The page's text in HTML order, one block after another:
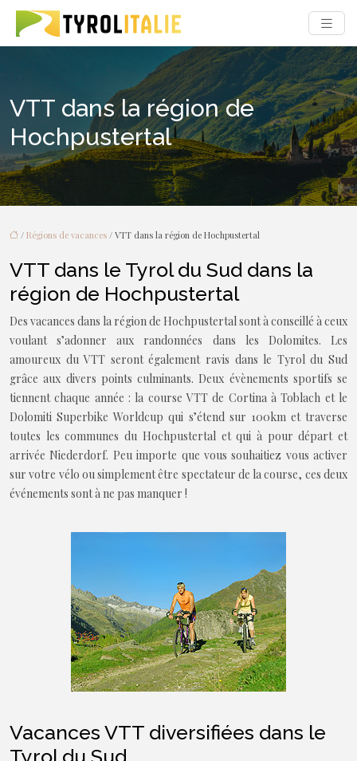
VTT dans la région de
Hochpustertal
/ Régions de vacances / VTT dans la région de Hochpustertal
VTT dans le Tyrol du Sud dans la
région de Hochpustertal
Des vacances dans la région de Hochpustertal sont à conseillé à ceux
voulant s’adonner aux randonnées dans les Dolomites. Les
amoureux du VTT seront également ravis dans le Tyrol du Sud
grâce aux divers points culminants. Deux évènements sportifs se
tiennent chaque année : la course VTT de Cortina à Toblach et le
Dolomiti Superbike Worldcup qui s’étend sur 100km et traverse
toutes les communes du Hochpustertal et qui à pour départ et
arrivée Niederdorf. Peu importe que vous souhaitiez vous activer
sur votre vélo ou simplement être spectateur de la course, ces deux
événements sont à ne pas manquer !
Vacances VTT diversifiées dans le
Tyrol du Sud